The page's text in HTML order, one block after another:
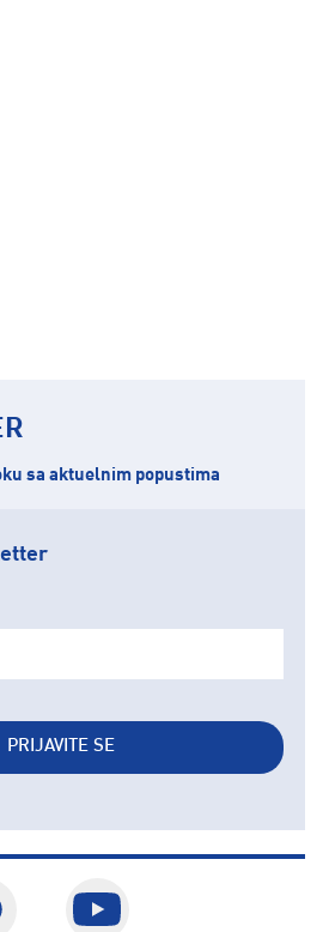
sa aktuelnim popustima
PRIJAVITE SE